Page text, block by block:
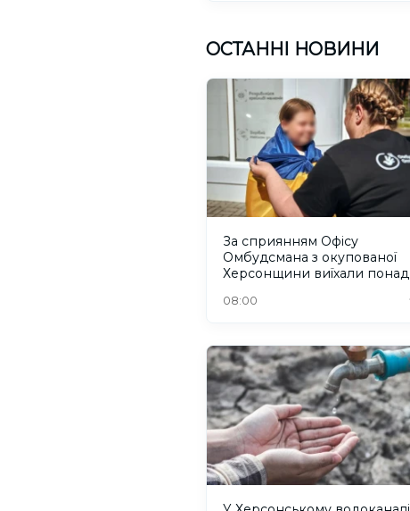
ОСТАННІ НОВИНИ
За сприянням Офісу
Омбудсмана з окупованої
Херсонщини виїхали понад
08:00